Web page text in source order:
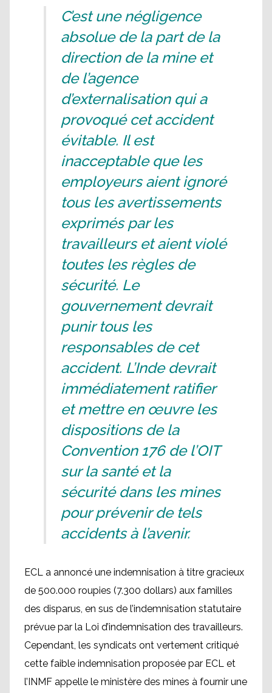
C’est une négligence
absolue de la part de la
direction de la mine et
de l’agence
d’externalisation qui a
provoqué cet accident
évitable. Il est
inacceptable que les
employeurs aient ignoré
tous les avertissements
exprimés par les
travailleurs et aient violé
toutes les règles de
sécurité. Le
gouvernement devrait
punir tous les
responsables de cet
accident. L’Inde devrait
immédiatement ratifier
et mettre en œuvre les
dispositions de la
Convention 176 de l’OIT
sur la santé et la
sécurité dans les mines
pour prévenir de tels
accidents à l’avenir.
ECL a annoncé une indemnisation à titre gracieux
de 500.000 roupies (7.300 dollars) aux familles
des disparus, en sus de l’indemnisation statutaire
prévue par la Loi d’indemnisation des travailleurs.
Cependant, les syndicats ont vertement critiqué
cette faible indemnisation proposée par ECL et
l’INMF appelle le ministère des mines à fournir une